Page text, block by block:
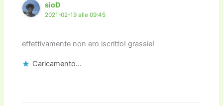
sioD
2021-02-19 alle 09:45
effettivamente non ero iscritto! grassie!
Caricamento...